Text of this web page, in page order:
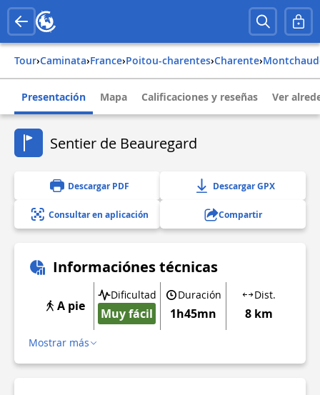
Tour› Caminata› france› poitou-charentes› charente›
Presentación Mapa Calificaciones y reseñas Ver
Sentier de Beauregard
Descargar PDF Descargar GPX
Consultar en aplicación Compartir
Informaciónes técnicas
A pie
Dificultad
Muy fácil
Duración
1h45mn
Dist.
8 km
Mostrar más